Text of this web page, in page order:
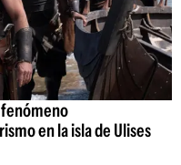
fenómeno
en la isla de Ulises